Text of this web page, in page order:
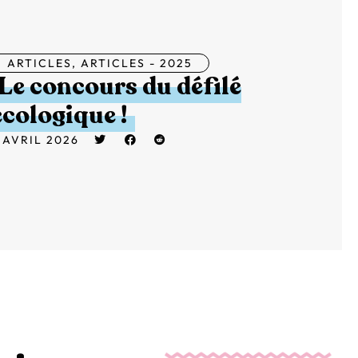
ARTICLES, ARTICLES - 2025
concours du défilé
!
2026